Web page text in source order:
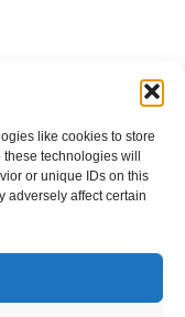
like cookies to store
technologies will
or unique IDs on this
adversely affect certain
Prevención y